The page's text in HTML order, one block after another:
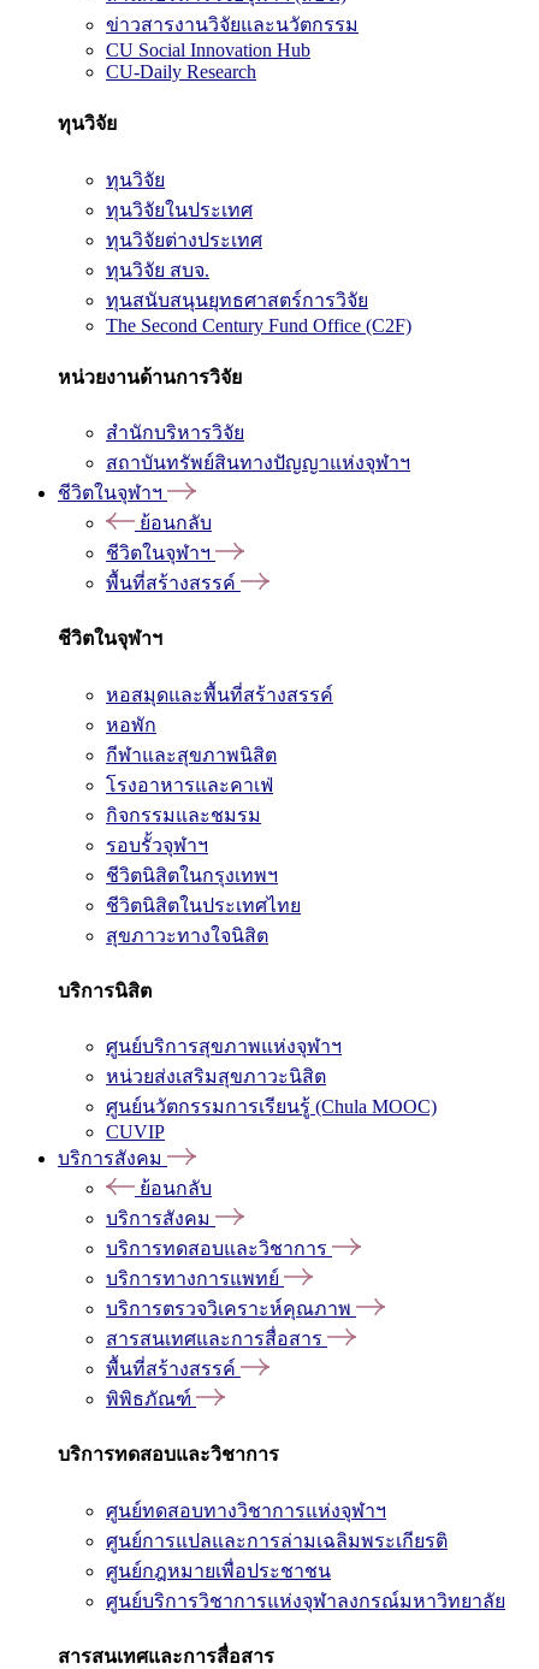
ข่าวสารงานวิจัยและนวัตกรรม
CU Social Innovation Hub
CU-Daily Research
ทุนวิจัย
ทุนวิจัย
ทุนวิจัยในประเทศ
ทุนวิจัยต่างประเทศ
ทุนวิจัย สบจ.
ทุนสนับสนุนยุทธศาสตร์การวิจัย
The Second Century Fund Office (C2F)
หน่วยงานด้านการวิจัย
สำนักบริหารวิจัย
สถาบันทรัพย์สินทางปัญญาแห่งจุฬาฯ
ชีวิตในจุฬาฯ
ย้อนกลับ
ชีวิตในจุฬาฯ
พื้นที่สร้างสรรค์
ชีวิตในจุฬาฯ
หอสมุดและพื้นที่สร้างสรรค์
หอพัก
กีฬาและสุขภาพนิสิต
โรงอาหารและคาเฟ่
กิจกรรมและชมรม
รอบรั้วจุฬาฯ
ชีวิตนิสิตในกรุงเทพฯ
ชีวิตนิสิตในประเทศไทย
สุขภาวะทางใจนิสิต
บริการนิสิต
ศูนย์บริการสุขภาพแห่งจุฬาฯ
หน่วยส่งเสริมสุขภาวะนิสิต
ศูนย์นวัตกรรมการเรียนรู้ (Chula MOOC)
CUVIP
บริการสังคม
ย้อนกลับ
บริการสังคม
บริการทดสอบและวิชาการ
บริการทางการแพทย์
บริการตรวจวิเคราะห์คุณภาพ
สารสนเทศและการสื่อสาร
พื้นที่สร้างสรรค์
พิพิธภัณฑ์
บริการทดสอบและวิชาการ
ศูนย์ทดสอบทางวิชาการแห่งจุฬาฯ
ศูนย์การแปลและการล่ามเฉลิมพระเกียรติ
ศูนย์กฎหมายเพื่อประชาชน
ศูนย์บริการวิชาการแห่งจุฬาลงกรณ์มหาวิทยาลัย
สารสนเทศและการสื่อสาร